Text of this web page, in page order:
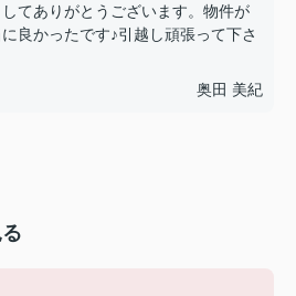
てありがとうございます。物件が
良かったです♪引越し頑張って下さ
奥田 美紀